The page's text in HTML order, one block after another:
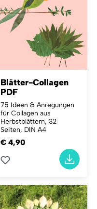
Blätter-Collagen
PDF
75 Ideen & Anregungen
für Collagen aus
Herbstblättern, 32
Seiten, DIN A4
€ 4,90